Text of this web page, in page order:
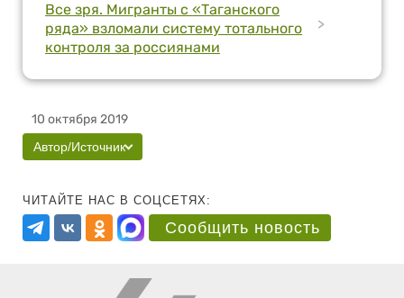
Все зря. Мигранты с «Таганского
ряда» взломали систему тотального
контроля за россиянами
>
10 октября 2019
Автор/Источник
ЧИТАЙТЕ НАС В СОЦСЕТЯХ:
Сообщить новость